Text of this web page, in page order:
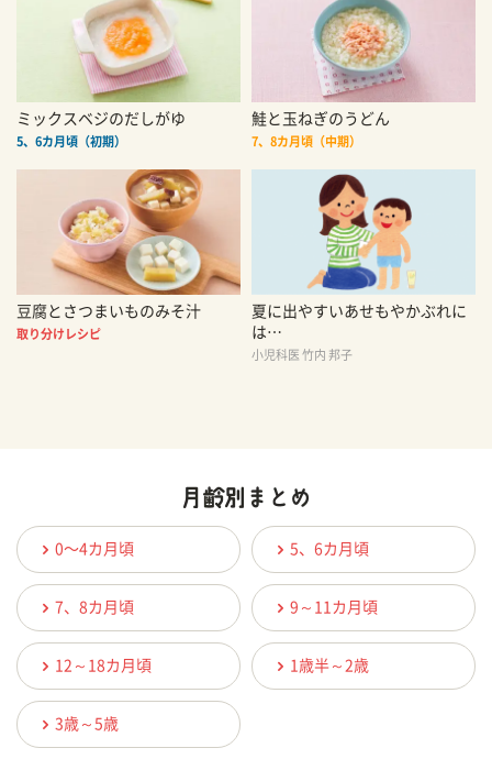
ミックスベジのだしがゆ
5、6カ月頃（初期）
鮭と玉ねぎのうどん
7、8カ月頃（中期）
豆腐とさつまいものみそ汁
取り分けレシピ
夏に出やすいあせもやかぶれに
は…
小児科医 竹内 邦子
0〜4カ月頃 5、6カ月頃
7、8カ月頃 9～11カ月頃
12～18カ月頃 1歳半～2歳
3歳～5歳